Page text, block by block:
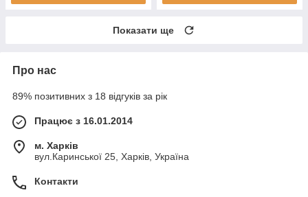
Показати ще
Про нас
89% позитивних з 18 відгуків за рік
Працює з 16.01.2014
м. Харків
вул.Каринської 25, Харків, Україна
Контакти